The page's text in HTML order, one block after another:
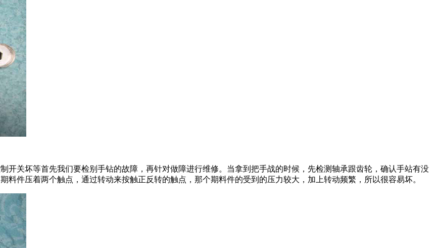
开关坏等首先我们要检别手钻的故障，再针对做障进行维修。当拿到把手战的时候，先检测轴承跟齿轮，确认手站有没
件压着两个触点，通过转动来按触正反转的触点，那个期料件的受到的压力较大，加上转动频繁，所以很容易坏。